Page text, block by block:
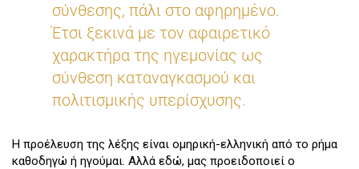
σύνθεσης, πάλι στο αφηρημένο.
Έτσι ξεκινά με τον αφαιρετικό
χαρακτήρα της ηγεμονίας ως
σύνθεση καταναγκασμού και
πολιτισμικής υπερίσχυσης.
Η προέλευση της λέξης είναι ομηρική-ελληνική από το ρήμα
καθοδηγώ ή ηγούμαι. Αλλά εδώ, μας προειδοποιεί ο